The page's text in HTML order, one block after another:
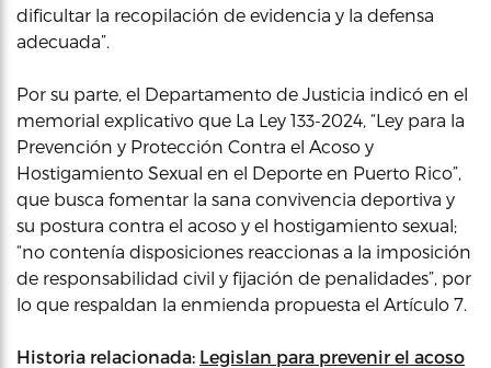
dificultar la recopilación de evidencia y la defensa
adecuada”.
Por su parte, el Departamento de Justicia indicó en el
memorial explicativo que La Ley 133-2024, “Ley para la
Prevención y Protección Contra el Acoso y
Hostigamiento Sexual en el Deporte en Puerto Rico”,
que busca fomentar la sana convivencia deportiva y
su postura contra el acoso y el hostigamiento sexual;
“no contenía disposiciones reaccionas a la imposición
de responsabilidad civil y fijación de penalidades”, por
lo que respaldan la enmienda propuesta el Artículo 7.
Historia relacionada: Legislan para prevenir el acoso